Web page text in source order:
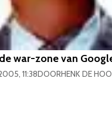
war-zone van
11:38DOORHENK DE